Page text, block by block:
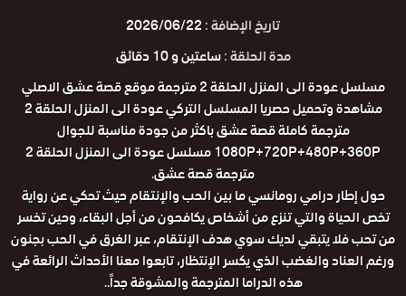
تاريخ الإضافة :2026/06/22
مدة الحلقة :ساعتين و 10 دقائق
مسلسل عودة الى المنزل الحلقة 2 مترجمة موقع قصة عشق الاصلي
مشاهدة وتحميل حصريا المسلسل التركي عودة الى المنزل الحلقة 2
مترجمة كاملة قصة عشق باكثر من جودة مناسبة للجوال
1080P+720P+480P+360P مسلسل عودة الى المنزل الحلقة 2
مترجمة قصة عشق.
حول إطار درامي رومانسي ما بين الحب والإنتقام حيث تحكي عن رواية
تخص الحياة والتي تنزع من أشخاص يكافحون من أجل البقاء، وحين تخسر
من تحب فلا يتبقي لديك سوي هدف الإنتقام، عبر الغرق في الحب بجنون
ورغم العناد والغضب الذي يكسر الإنتظار، تابعوا معنا الأحداث الرائعة في
هذه الدراما المترجمة والمشوقة جداً..